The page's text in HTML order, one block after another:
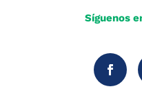
Síguenos